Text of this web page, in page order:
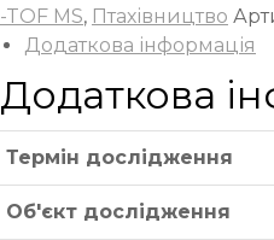
-TOF MS, Птахівництво
Додаткова інформація
Додаткова
Термін дослідження
Об'єкт дослідження